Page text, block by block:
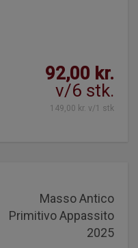
92,00 kr.
v/6 stk.
149,00 kr. v/1 stk
Masso Antico
Primitivo Appassito
2025